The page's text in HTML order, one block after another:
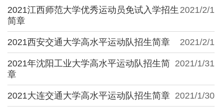
2021/2/1
2021江西师范大学优秀运动员免试入学招生
简章
2021/2/1
2021西安交通大学高水平运动队招生简章
2021/1/31
2021年沈阳工业大学高水平运动队招生简
章
2021/1/30
2021大连交通大学高水平运动队招生简章